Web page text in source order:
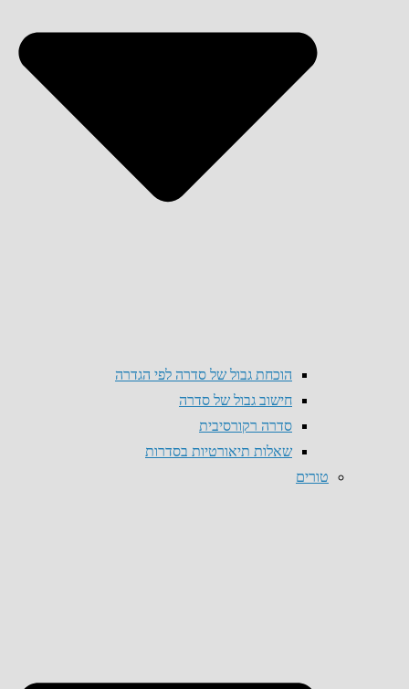
הוכחת גבול של סדרה לפי הגדרה
חישוב גבול של סדרה
סדרה רקורסיבית
שאלות תיאורטיות בסדרות
טורים